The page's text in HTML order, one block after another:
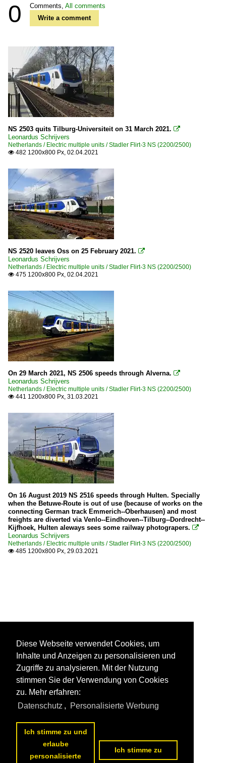
0 Comments, All comments
Write a comment
NS 2503 quits Tilburg-Universiteit on 31 March 2021. 
Leonardus Schrijvers
Netherlands / Electric multiple units / Stadler Flirt-3 NS (2200/2500)
 482 1200x800 Px, 02.04.2021
NS 2520 leaves Oss on 25 February 2021. 
Leonardus Schrijvers
Netherlands / Electric multiple units / Stadler Flirt-3 NS (2200/2500)
 475 1200x800 Px, 02.04.2021
On 29 March 2021, NS 2506 speeds through Alverna. 
Leonardus Schrijvers
Netherlands / Electric multiple units / Stadler Flirt-3 NS (2200/2500)
 441 1200x800 Px, 31.03.2021
On 16 August 2019 NS 2516 speeds through Hulten. Specially
when the Betuwe-Route is out of use (because of works on the
connecting German track Emmerich--Oberhausen) and most
freights are diverted via Venlo--Eindhoven--Tilburg--Dordrecht--
Kijfhoek, Hulten aleways sees some railway photograpers. 
Leonardus Schrijvers
Netherlands / Electric multiple units / Stadler Flirt-3 NS (2200/2500)
 485 1200x800 Px, 29.03.2021
Diese Webseite verwendet Cookies, um
Inhalte und Anzeigen zu personalisieren und
Zugriffe zu analysieren. Mit der Nutzung
stimmen Sie der Verwendung von Cookies
zu. Mehr erfahren:
Datenschutz , Personalisierte Werbung
Ich stimme zu und
erlaube
personalisierte
Ich stimme zu